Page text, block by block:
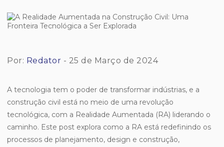
Por: Redator - 25 de Março de 2024
A tecnologia tem o poder de transformar indústrias, e a
construção civil está no meio de uma revolução
tecnológica, com a Realidade Aumentada (RA) liderando o
caminho. Este post explora como a RA está redefinindo os
processos de planejamento, design e construção,